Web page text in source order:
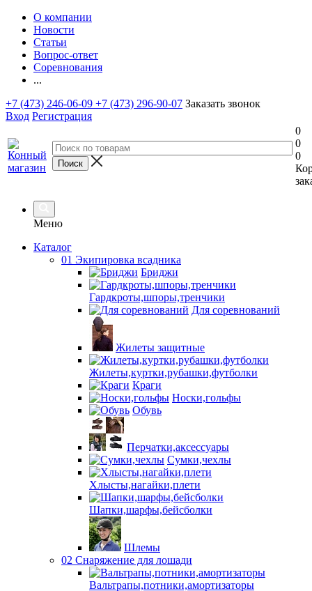
О компании
Новости
Статьи
Вопрос-ответ
Соревнования
...
+7 (473) 246-06-09 +7 (473) 296-90-07 Заказать звонок
Вход Регистрация
0
0
0
Меню
Каталог
01 Экипировка всадника
Бриджи
Гардкроты,шпоры,тренчики
Для соревнований
Жилеты защитные
Жилеты,куртки,рубашки,футболки
Краги
Носки,гольфы
Обувь
Перчатки,аксессуары
Сумки,чехлы
Хлысты,нагайки,плети
Шапки,шарфы,бейсболки
Шлемы
02 Снаряжение для лошади
Вальтрапы,потники,амортизаторы